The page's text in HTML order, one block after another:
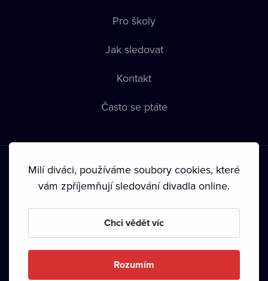
Pro školy
Jak sledovat
Kontakt
Často se ptáte
Podmínky používání • Ochrana soukromí • Zásady používání
• Autorská práva•
Milí diváci, používáme soubory cookies, které
vám zpříjemňují sledování divadla online.
Chci vědět víc
Rozumím